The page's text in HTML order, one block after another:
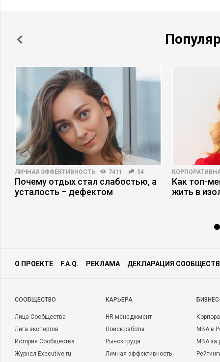
ЛИЧНАЯ ЭФФЕКТИВНОСТЬ 7411 54
Почему отдых стал слабостью, а
усталость – дефектом
Как топ-
жить в
О ПРОЕКТЕ F.A.Q. РЕКЛАМА ДЕКЛАРАЦИЯ
CООБЩЕСТВО
Лица Сообщества
Лига экспертов
История Сообщества
Журнал Executive.ru
КАРЬЕРА
HR-менеджмент
Поиск работы
Рынок труда
Личная эффективность
MBA в
MBA